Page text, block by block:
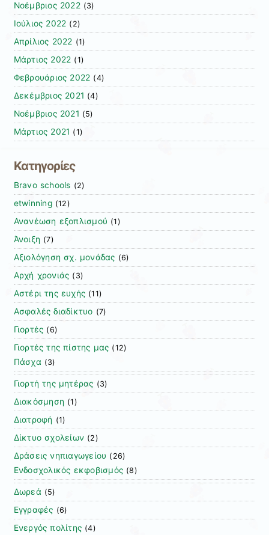
Νοέμβριος 2022(3)
Ιούλιος 2022 (2)
Απρίλιος 2022 (1)
Μάρτιος 2022 (1)
Φεβρουάριος 2022 (4)
Δεκέμβριος 2021 (4)
Νοέμβριος 2021 (5)
Μάρτιος 2021 (1)
Κατηγορίες
Bravo schools (2)
etwinning(12)
Ανανέωση εξοπλισμού (1)
Άνοιξη (7)
Αξιολόγηση σχ. μονάδας (6)
Αρχή χρονιάς (3)
Αστέρι της ευχής (11)
Ασφαλές διαδίκτυο (7)
Γιορτές (6)
Γιορτές της πίστης μας (12)
Πάσχα (3)
Γιορτή της μητέρας (3)
Διακόσμηση (1)
Διατροφή (1)
Δίκτυο σχολείων (2)
Δράσεις νηπιαγωγείου (26)
Ενδοσχολικός εκφοβισμός (8)
Δωρεά (5)
Εγγραφές (6)
Ενεργός πολίτης (4)